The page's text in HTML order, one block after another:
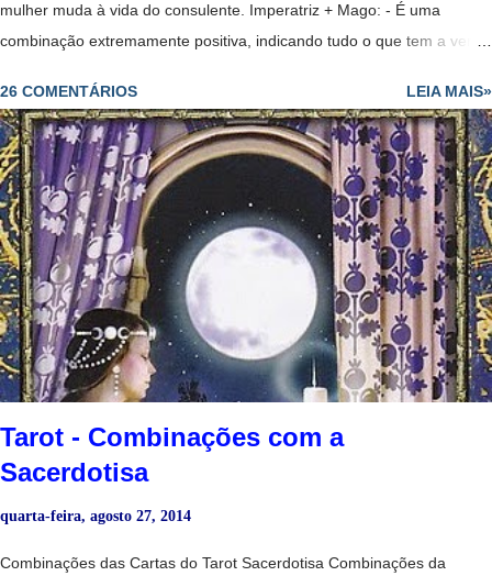
mulher muda à vida do consulente. Imperatriz + Mago: - É uma
combinação extremamente positiva, indicando tudo o que tem a ver
habilidades. - Diplomacia leva ao sucesso. - Par romântico e
harmonioso. - Uma relação muito romântica e sensual. No amor : -
Mostra o início de um relacionamento ou o fortalecimento de um já
existente. -Paixão. -Sucesso para engravidar se esse for o desejo.
Na saúde : -Boa saúde em geral. No dinheiro: - Vida folgada graças
à grande competência que o consulente tem no campo em que
trabalha. - Pessoa com grande potencial. No trabalho : - Para o
consulente desempregado, virá um trabalho muito bem renumerado.
- Para quem está empregado, anuncia aumento de salário ou
melhorias substancia...
26 COMENTÁRIOS LEIA MAIS»
Tarot - Combinações com a
Sacerdotisa
quarta-feira, agosto 27, 2014
Combinações das Cartas do Tarot Sacerdotisa Combinações da